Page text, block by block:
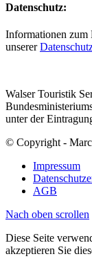
Datenschutz:
Informationen zum
unserer
Walser Touristik
unter der
© Copyright -
Impressum
AGB
Nach oben scrollen
Diese Seite
akzeptieren Sie